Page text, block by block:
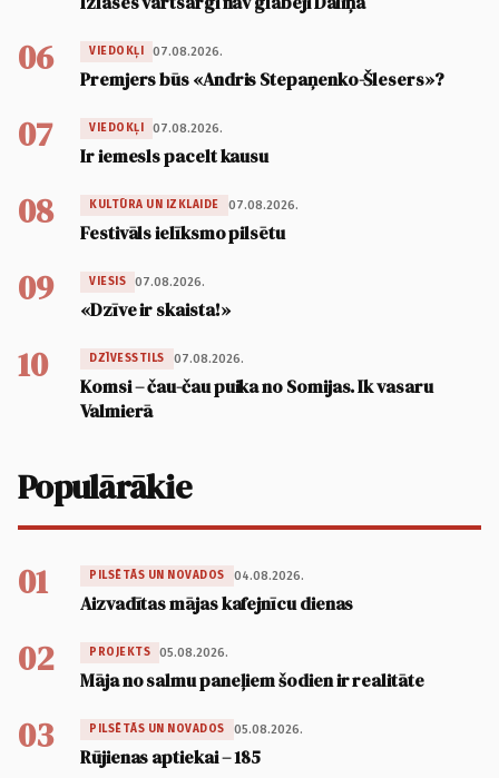
06 VIEDOKĻI 07.08.2026.
Premjers būs «Andris Stepaņenko-Šlesers»?
07 VIEDOKĻI 07.08.2026.
Ir iemesls pacelt kausu
08 KULTŪRA UN IZKLAIDE 07.08.2026.
Festivāls ielīksmo pilsētu
09 VIESIS 07.08.2026.
«Dzīve ir skaista!»
10 DZĪVESSTILS 07.08.2026.
Komsi – čau-čau puika no Somijas. Ik vasaru
Valmierā
Populārākie
01 PILSĒTĀS UN NOVADOS 04.08.2026.
Aizvadītas mājas kafejnīcu dienas
02 PROJEKTS 05.08.2026.
Māja no salmu paneļiem šodien ir realitāte
03 PILSĒTĀS UN NOVADOS 05.08.2026.
Rūjienas aptiekai – 185